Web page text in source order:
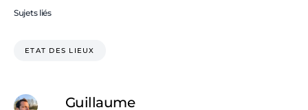
Sujets liés
ETAT DES LIEUX
Guillaume